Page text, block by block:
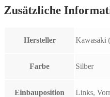
Zusätzliche
Hersteller Kawasaki
Farbe Silber
Einbauposition Links,